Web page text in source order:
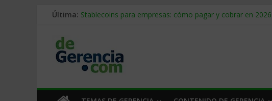
Última: Stablecoins para empresas: cómo pagar y cobrar en 2026
Trabajo forzoso en la cadena de suministro: qué hacer
Mercado hispano de EE. UU.: cómo segmentarlo y venderle